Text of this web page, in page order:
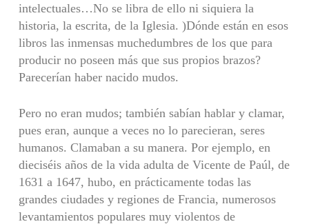
intelectuales…No se libra de ello ni siquiera la
historia, la escrita, de la Iglesia. )Dónde están en esos
libros las inmensas muchedumbres de los que para
producir no poseen más que sus propios brazos?
Parecerían haber nacido mudos.
Pero no eran mudos; también sabían hablar y clamar,
pues eran, aunque a veces no lo parecieran, seres
humanos. Clamaban a su manera. Por ejemplo, en
dieciséis años de la vida adulta de Vicente de Paúl, de
1631 a 1647, hubo, en prácticamente todas las
grandes ciudades y regiones de Francia, numerosos
levantamientos populares muy violentos de